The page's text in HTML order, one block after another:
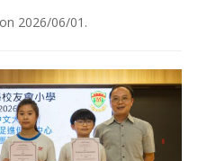
2026/06/01 .